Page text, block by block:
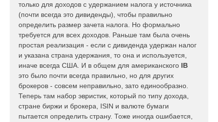
е
н
и
е
только для доходов с удержанием налога у источника
(почти всегда это дивиденды), чтобы правильно
определить размер зачета налога. Но формально
требуется для всех доходов. Раньше там была очень
простая реализация - если с дивиденда удержан налог
и указана страна удержания, то она и используется,
иначе всегда США. И в общем для американского IB
это было почти всегда правильно, но для других
брокеров - совсем неправильно, зато единообразно.
Теперь там набор эвристик, который по типу дохода,
стране биржи и брокера, ISIN и валюте бумаги
пытается определить страну. Тоже иногда ошибается,